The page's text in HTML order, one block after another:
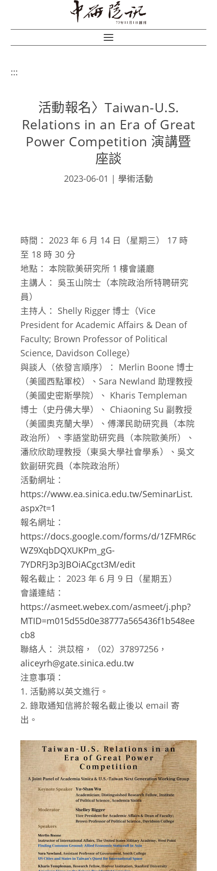
:::
活動報名〉Taiwan-U.S.
Relations in an Era of Great
Power Competition 演講暨
座談
2023-06-01 | 學術活動
時間： 2023 年 6 月 14 日（星期三） 17 時
至 18 時 30 分
地點： 本院歐美研究所 1 樓會議廳
主講人： 吳玉山院士（本院政治所特聘研究
員）
主持人： Shelly Rigger 博士（Vice
President for Academic Affairs & Dean of
Faculty; Brown Professor of Political
Science, Davidson College）
與談人（依發言順序）： Merlin Boone 博士
（美國西點軍校）、Sara Newland 助理教授
（美國史密斯學院）、 Kharis Templeman
博士（史丹佛大學）、 Chiaoning Su 副教授
（美國奧克蘭大學）、傅澤民助研究員（本院
政治所）、李語堂助研究員（本院歐美所）、
潘欣欣助理教授（東吳大學社會學系）、吳文
欽副研究員（本院政治所）
活動網址：
https://www.ea.sinica.edu.tw/SeminarList.
aspx?t=1
報名網址：
https://docs.google.com/forms/d/1ZFMR6c
WZ9XqbDQXUKPm_gG-
7YDRFJ3p3JBOiACgct3M/edit
報名截止： 2023 年 6 月 9 日（星期五）
會議連結：
https://asmeet.webex.com/asmeet/j.php?
MTID=m015d55d0e38777a565436f1b548ee
cb8
聯絡人： 洪苡榕，（02）37897256，
aliceyrh@gate.sinica.edu.tw
注意事項：
1. 活動將以英文進行。
2. 錄取通知信將於報名截止後以 email 寄
出。